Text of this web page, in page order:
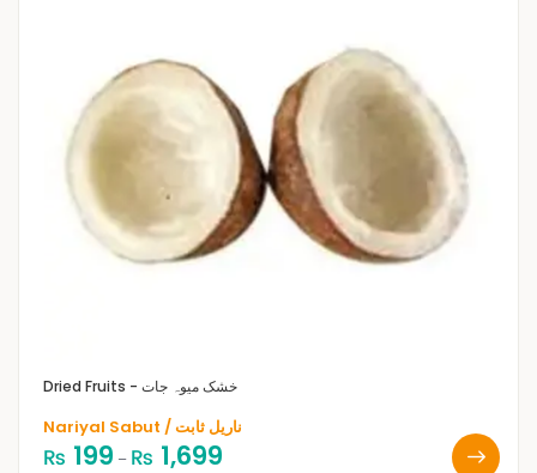
Dried Fruits - خشک میوہ جات
Nariyal Sabut / ناریل ثابت
₨ 199 – ₨ 1,699